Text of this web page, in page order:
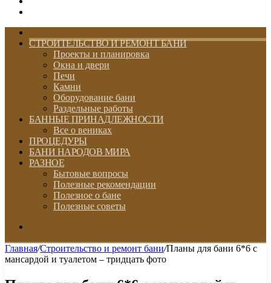
СТРОИТЕЛЬСТВО И РЕМОНТ БАНИ
Проекты и планировка
Окна и двери
Печи
Камни
Оборудование бани
Раздельные работы
БАННЫЕ ПРИНАДЛЕЖНОСТИ
Все о вениках
ПРОЦЕДУРЫ
БАНИ НАРОДОВ МИРА
РАЗНОЕ
Бытовые вопросы
Полезные рекомендации
Полезное о бане
Полезные советы
Главная/Строительство и ремонт бани/Планы для бани 6*6 с
мансардой и туалетом – тридцать фото